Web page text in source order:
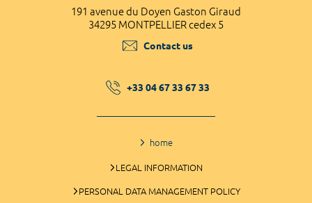
191 avenue du Doyen Gaston Giraud
34295 MONTPELLIER cedex 5
Contact us
+33 04 67 33 67 33
home
LEGAL INFORMATION
PERSONAL DATA MANAGEMENT POLICY